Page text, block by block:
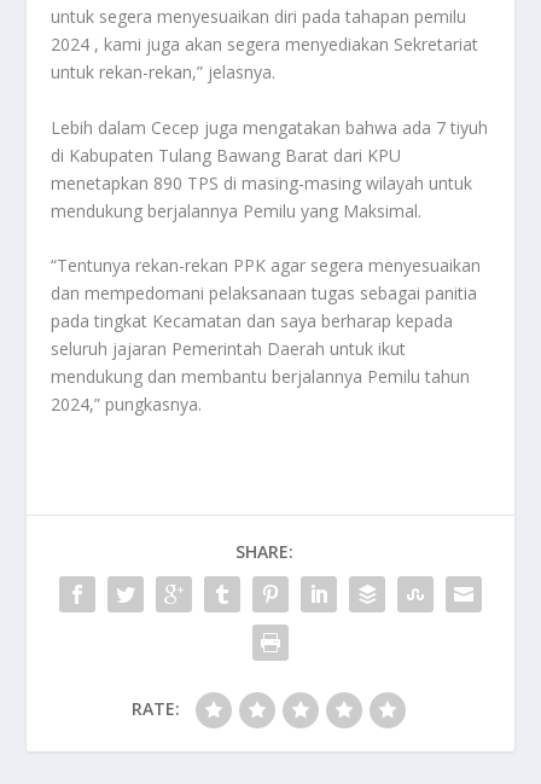
untuk segera menyesuaikan diri pada tahapan pemilu
2024 , kami juga akan segera menyediakan Sekretariat
untuk rekan-rekan,” jelasnya.
Lebih dalam Cecep juga mengatakan bahwa ada 7 tiyuh
di Kabupaten Tulang Bawang Barat dari KPU
menetapkan 890 TPS di masing-masing wilayah untuk
mendukung berjalannya Pemilu yang Maksimal.
“Tentunya rekan-rekan PPK agar segera menyesuaikan
dan mempedomani pelaksanaan tugas sebagai panitia
pada tingkat Kecamatan dan saya berharap kepada
seluruh jajaran Pemerintah Daerah untuk ikut
mendukung dan membantu berjalannya Pemilu tahun
2024,” pungkasnya.
SHARE:
RATE: